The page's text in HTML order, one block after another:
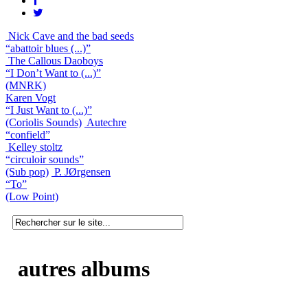
Nick Cave and the bad seeds
“abattoir blues (...)”
The Callous Daoboys
“I Don’t Want to (...)”
(MNRK)
Karen Vogt
“I Just Want to (...)”
(Coriolis Sounds) Autechre
“confield”
Kelley stoltz
“circuloir sounds”
(Sub pop) P. JØrgensen
“To”
(Low Point)
autres albums